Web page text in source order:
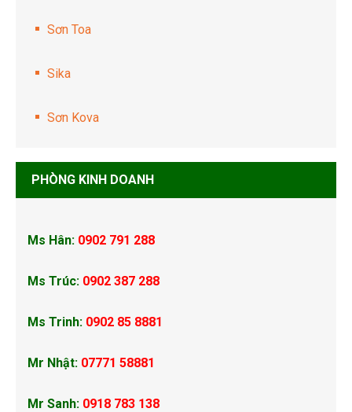
Sơn Toa
Sika
Sơn Kova
PHÒNG KINH DOANH
Ms Hân: 0902 791 288
Ms Trúc: 0902 387 288
Ms Trinh: 0902 85 8881
Mr Nhật: 07771 58881
Mr Sanh: 0918 783 138